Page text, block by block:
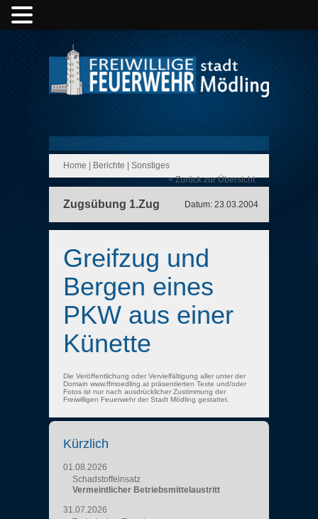
Home Berichte
Sonstiges
< Zurück zur Übersicht
Zugsübung 1.Zug Datum: 23.03.2004
Greifzug und
Bergen eines
PKW aus einer
Künette
Die Veröffentlichung oder Vervielfältigung aller unter der
Domain www.ffmoedling.at präsentierten Texte und/oder
Fotos ist nur nach ausdrücklicher Zustimmung der
Freiwilligen Feuerwehr der Stadt Mödling gestattet.
Kürzlich
01.08.2026
Schadstoffeinsatz
Vermeintlicher Betriebsmittelaustritt
31.07.2026